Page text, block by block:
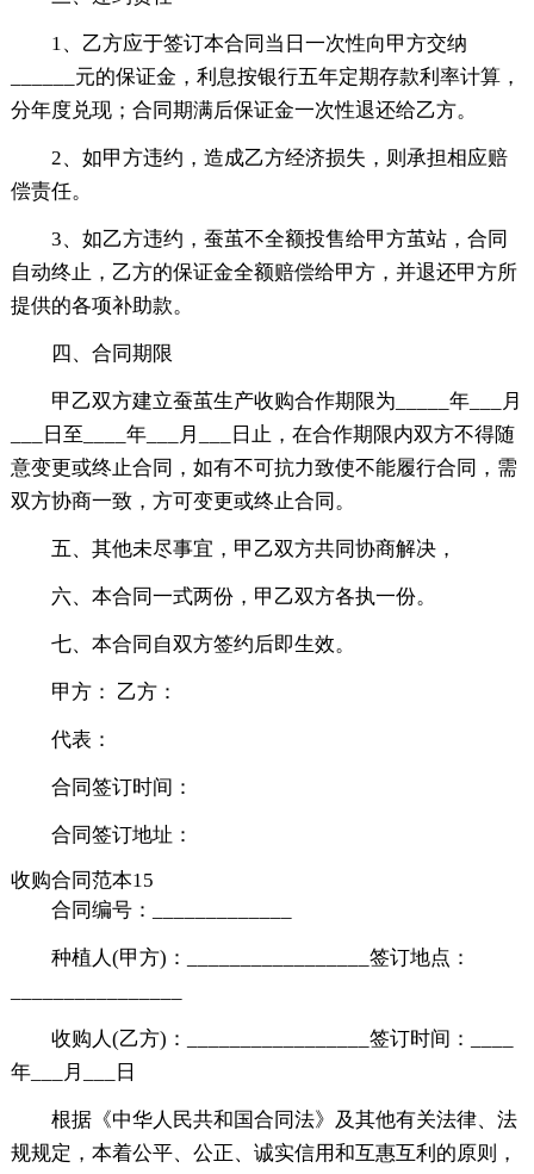
1、乙方应于签订本合同当日一次性向甲方交纳
______元的保证金，利息按银行五年定期存款利率计算，
分年度兑现；合同期满后保证金一次性退还给乙方。
2、如甲方违约，造成乙方经济损失，则承担相应赔
偿责任。
3、如乙方违约，蚕茧不全额投售给甲方茧站，合同
自动终止，乙方的保证金全额赔偿给甲方，并退还甲方所
提供的各项补助款。
四、合同期限
甲乙双方建立蚕茧生产收购合作期限为_____年___月
___日至____年___月___日止，在合作期限内双方不得随
意变更或终止合同，如有不可抗力致使不能履行合同，需
双方协商一致，方可变更或终止合同。
五、其他未尽事宜，甲乙双方共同协商解决，
六、本合同一式两份，甲乙双方各执一份。
七、本合同自双方签约后即生效。
甲方： 乙方：
代表：
合同签订时间：
合同签订地址：
收购合同范本15
合同编号：_____________
种植人(甲方)：_________________签订地点：
收购人(乙方)：_________________签订时间：____
年___月___日
根据《中华人民共和国合同法》及其他有关法律、法
规规定，本着公平、公正、诚实信用和互惠互利的原则，